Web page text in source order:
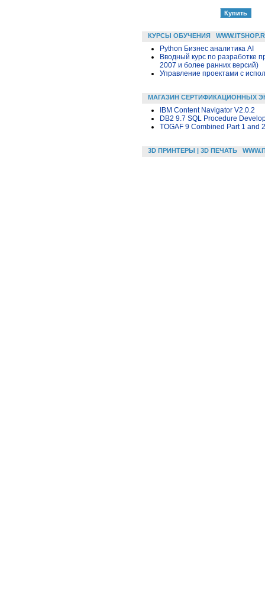
КУРСЫ ОБУЧЕНИЯ
Python Бизнес аналитика AI
Вводный курс по разработке
2007 и более ранних версий)
Управление проектами с
МАГАЗИН СЕРТИФИКАЦИОННЫХ
IBM Content Navigator V2.0.2
DB2 9.7 SQL Procedure
TOGAF 9 Combined Part 1 and 2
3D ПРИНТЕРЫ | 3D ПЕЧАТЬ